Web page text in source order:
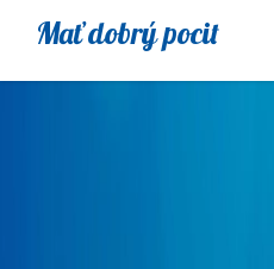
Mať dobrý pocit